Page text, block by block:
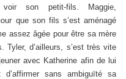
son petit-fils. Maggie,
que son fils s’est aménagé
assez âgée pour être sa mère
Tyler, d’ailleurs, s’est très vite
avec Katherine afin de lui
sans ambiguïté sa